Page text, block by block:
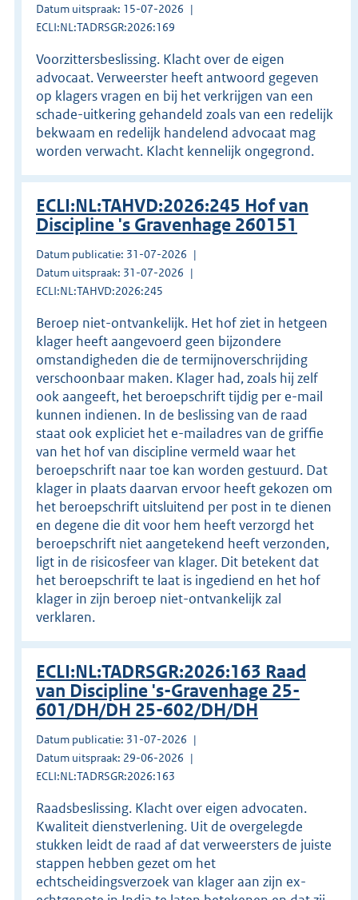
Datum uitspraak: 15-07-2026
ECLI:NL:TADRSGR:2026:169
Voorzittersbeslissing. Klacht over de eigen
advocaat. Verweerster heeft antwoord gegeven
op klagers vragen en bij het verkrijgen van een
schade-uitkering gehandeld zoals van een redelijk
bekwaam en redelijk handelend advocaat mag
worden verwacht. Klacht kennelijk ongegrond.
ECLI:NL:TAHVD:2026:245 Hof van
Discipline 's Gravenhage 260151
Datum publicatie: 31-07-2026
Datum uitspraak: 31-07-2026
ECLI:NL:TAHVD:2026:245
Beroep niet-ontvankelijk. Het hof ziet in hetgeen
klager heeft aangevoerd geen bijzondere
omstandigheden die de termijnoverschrijding
verschoonbaar maken. Klager had, zoals hij zelf
ook aangeeft, het beroepschrift tijdig per e-mail
kunnen indienen. In de beslissing van de raad
staat ook expliciet het e-mailadres van de griffie
van het hof van discipline vermeld waar het
beroepschrift naar toe kan worden gestuurd. Dat
klager in plaats daarvan ervoor heeft gekozen om
het beroepschrift uitsluitend per post in te dienen
en degene die dit voor hem heeft verzorgd het
beroepschrift niet aangetekend heeft verzonden,
ligt in de risicosfeer van klager. Dit betekent dat
het beroepschrift te laat is ingediend en het hof
klager in zijn beroep niet-ontvankelijk zal
verklaren.
ECLI:NL:TADRSGR:2026:163 Raad
van Discipline 's-Gravenhage 25-
601/DH/DH 25-602/DH/DH
Datum publicatie: 31-07-2026
Datum uitspraak: 29-06-2026
ECLI:NL:TADRSGR:2026:163
Raadsbeslissing. Klacht over eigen advocaten.
Kwaliteit dienstverlening. Uit de overgelegde
stukken leidt de raad af dat verweersters de juiste
stappen hebben gezet om het
echtscheidingsverzoek van klager aan zijn ex-